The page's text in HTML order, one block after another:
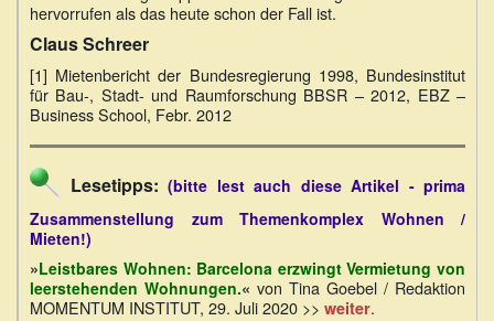
hervorrufen als das heute schon der Fall ist.
Claus Schreer
[1] Mietenbericht der Bundesregierung 1998, Bundesinstitut
für Bau-, Stadt- und Raumforschung BBSR – 2012, EBZ –
Business School, Febr. 2012
Lesetipps: (bitte lest auch diese Artikel - prima
Zusammenstellung zum Themenkomplex Wohnen /
Mieten!)
»Leistbares Wohnen: Barcelona erzwingt Vermietung von
leerstehenden Wohnungen.« von Tina Goebel / Redaktion
MOMENTUM INSTITUT, 29. Juli 2020 >> weiter.